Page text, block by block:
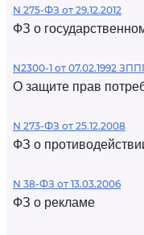
N 275-ФЗ от 29.12.2012
ФЗ о
N2300-1 от 07.02.1992
О защите прав
N 273-ФЗ от 25.12.2008
ФЗ о
N 38-ФЗ от 13.03.2006
ФЗ о рекламе